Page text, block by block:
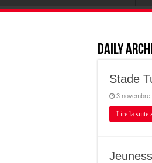
Daily
Stade
3 novembre
Lire la suite